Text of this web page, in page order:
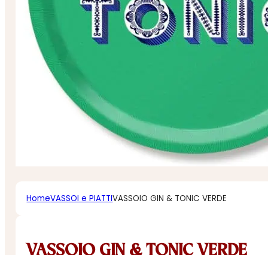
HomeVASSOI e PIATTIVASSOIO GIN & TONIC VERDE
VASSOIO GIN & TONIC VERDE